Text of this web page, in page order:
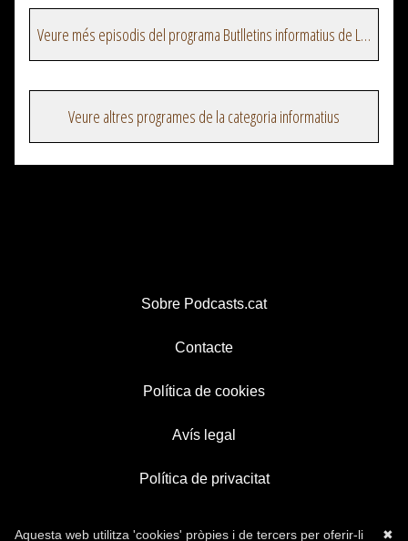
Veure més episodis del programa Butlletins informatius de La Xarxa
Veure altres programes de la categoria informatius
Sobre Podcasts.cat
Contacte
Política de cookies
Avís legal
Política de privacitat
✖
Aquesta web utilitza 'cookies' pròpies i de tercers per oferir-li